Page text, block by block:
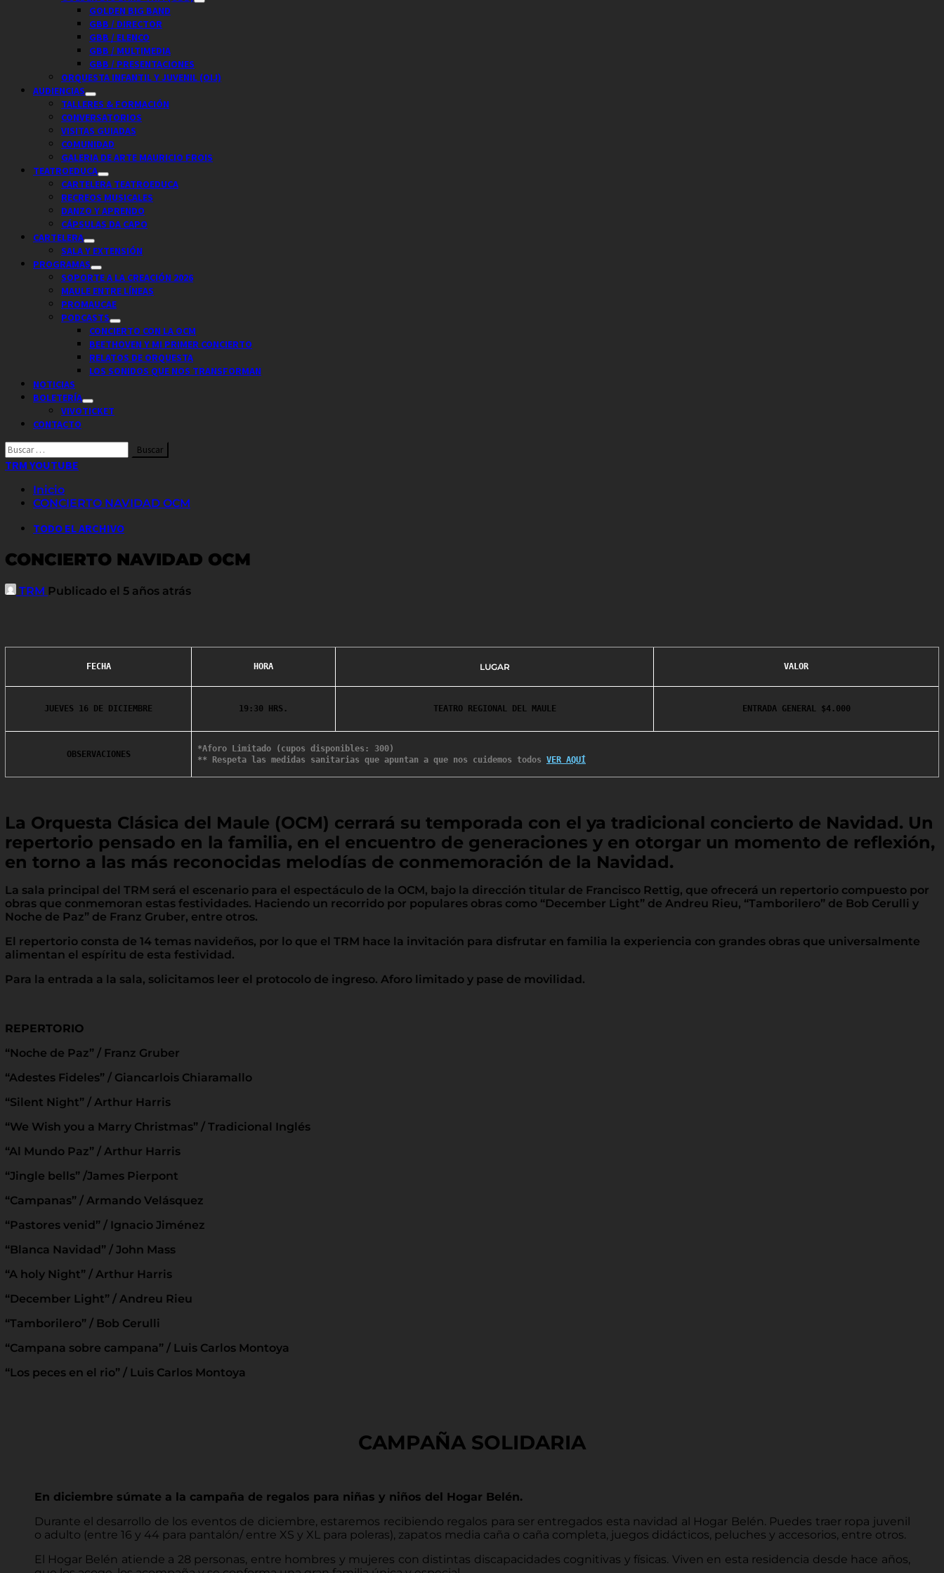
GOLDEN BIG BAND
GBB / DIRECTOR
GBB / ELENCO
GBB / MULTIMEDIA
GBB / PRESENTACIONES
ORQUESTA INFANTIL Y JUVENIL (OIJ)
AUDIENCIAS
TALLERES & FORMACIÓN
CONVERSATORIOS
VISITAS GUIADAS
COMUNIDAD
GALERIA DE ARTE MAURICIO FROIS
TEATROEDUCA
CARTELERA TEATROEDUCA
RECREOS MUSICALES
DANZO Y APRENDO
CÁPSULAS DA CAPO
CARTELERA
SALA Y EXTENSIÓN
PROGRAMAS
SOPORTE A LA CREACIÓN 2026
MAULE ENTRE LÍNEAS
PROMAUCAE
PODCASTS
CONCIERTO CON LA OCM
BEETHOVEN Y MI PRIMER CONCIERTO
RELATOS DE ORQUESTA
LOS SONIDOS QUE NOS TRANSFORMAN
NOTICIAS
BOLETERÍA
VIVOTICKET
CONTACTO
Buscar
por:
TRM YOUTUBE
Inicio
CONCIERTO NAVIDAD OCM
TODO EL ARCHIVO
CONCIERTO NAVIDAD OCM
TRM Publicado el 5 años atrás
FECHA HORA LUGAR VALOR
JUEVES 16 DE DICIEMBRE 19:30 HRS. TEATRO REGIONAL DEL MAULE ENTRADA GENERAL $4.000
OBSERVACIONES
*Aforo Limitado (cupos disponibles: 300)
** Respeta las medidas sanitarias que apuntan a que nos cuidemos todos VER AQUÍ
La Orquesta Clásica del Maule (OCM) cerrará su temporada con el ya tradicional concierto de Navidad. Un
repertorio pensado en la familia, en el encuentro de generaciones y en otorgar un momento de reflexión,
en torno a las más reconocidas melodías de conmemoración de la Navidad.
La sala principal del TRM será el escenario para el espectáculo de la OCM, bajo la dirección titular de Francisco Rettig, que ofrecerá un repertorio compuesto por
obras que conmemoran estas festividades. Haciendo un recorrido por populares obras como “December Light” de Andreu Rieu, “Tamborilero” de Bob Cerulli y
Noche de Paz” de Franz Gruber, entre otros.
El repertorio consta de 14 temas navideños, por lo que el TRM hace la invitación para disfrutar en familia la experiencia con grandes obras que universalmente
alimentan el espíritu de esta festividad.
Para la entrada a la sala, solicitamos leer el protocolo de ingreso. Aforo limitado y pase de movilidad.
REPERTORIO
“Noche de Paz” / Franz Gruber
“Adestes Fideles” / Giancarlois Chiaramallo
“Silent Night” / Arthur Harris
“We Wish you a Marry Christmas” / Tradicional Inglés
“Al Mundo Paz” / Arthur Harris
“Jingle bells” /James Pierpont
“Campanas” / Armando Velásquez
“Pastores venid” / Ignacio Jiménez
“Blanca Navidad” / John Mass
“A holy Night” / Arthur Harris
“December Light” / Andreu Rieu
“Tamborilero” / Bob Cerulli
“Campana sobre campana” / Luis Carlos Montoya
“Los peces en el rio” / Luis Carlos Montoya
CAMPAÑA SOLIDARIA
En diciembre súmate a la campaña de regalos para niñas y niños del Hogar Belén.
Durante el desarrollo de los eventos de diciembre, estaremos recibiendo regalos para ser entregados esta navidad al Hogar Belén. Puedes traer ropa juvenil
o adulto (entre 16 y 44 para pantalón/ entre XS y XL para poleras), zapatos media caña o caña completa, juegos didácticos, peluches y accesorios, entre otros.
El Hogar Belén atiende a 28 personas, entre hombres y mujeres con distintas discapacidades cognitivas y físicas. Viven en esta residencia desde hace años,